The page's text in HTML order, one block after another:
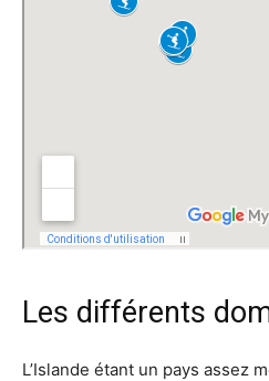
Les différents
L’Islande étant un pays assez